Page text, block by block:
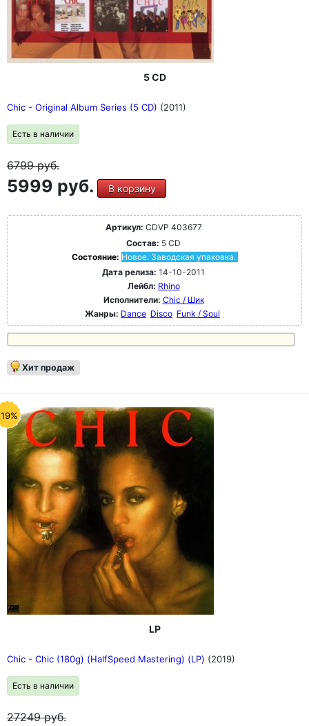
5 CD
Chic - Original Album Series (5 CD) (2011)
Есть в наличии
6799руб.
5999 руб. В корзину
Артикул: CDVP 403677
Состав: 5 CD
Состояние: Новое. Заводская упаковка.
Дата релиза: 14-10-2011
Лейбл: Rhino
Исполнители: Chic / Шик
Жанры: Dance Disco Funk / Soul
Хит продаж
LP
Chic - Chic (180g) (HalfSpeed Mastering) (LP) (2019)
Есть в наличии
27249руб.